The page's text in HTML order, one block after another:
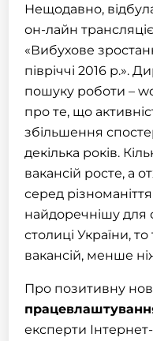
Нещодавно,
он-лайн
«Вибухове
півріччі 2016 р.».
пошуку роботи –
про те, що
збільшення
декілька років.
вакансій росте, а
серед
найдоречнішу для
столиці України, то
вакансій, менше
Про позитивну
експерти